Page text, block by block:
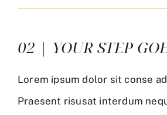
02 | YOUR STEP
Lorem ipsum dolor sit conse
Praesent risusat interdum